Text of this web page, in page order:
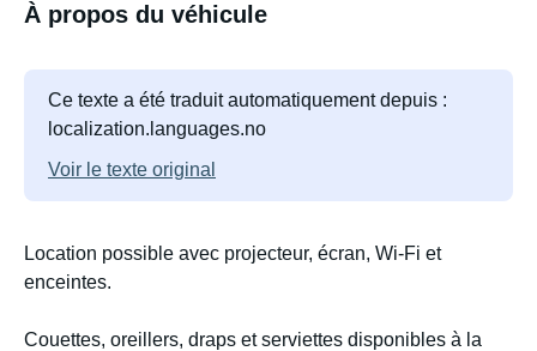
À propos du véhicule
Ce texte a été traduit automatiquement depuis :
localization.languages.no
Voir le texte original
Location possible avec projecteur, écran, Wi-Fi et
enceintes.
Couettes, oreillers, draps et serviettes disponibles à la